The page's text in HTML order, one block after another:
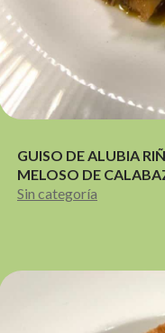
GUISO DE ALUBIA
MELOSO DE
Sin categoría